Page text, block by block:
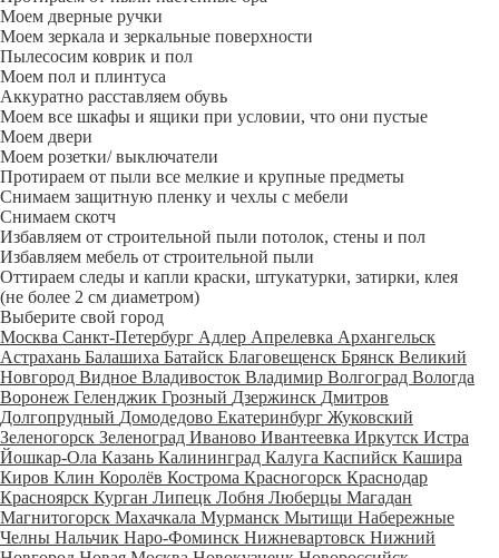
Моем дверные ручки
Моем зеркала и зеркальные поверхности
Пылесосим коврик и пол
Моем пол и плинтуса
Аккуратно расставляем обувь
Моем все шкафы и ящики при условии, что они пустые
Моем двери
Моем розетки/ выключатели
Протираем от пыли все мелкие и крупные предметы
Снимаем защитную пленку и чехлы с мебели
Снимаем скотч
Избавляем от строительной пыли потолок, стены и пол
Избавляем мебель от строительной пыли
Оттираем следы и капли краски, штукатурки, затирки, клея
(не более 2 см диаметром)
Выберите свой город
Москва Санкт-Петербург Адлер Апрелевка Архангельск
Астрахань Балашиха Батайск Благовещенск Брянск Великий
Новгород Видное Владивосток Владимир Волгоград Вологда
Воронеж Геленджик Грозный Дзержинск Дмитров
Долгопрудный Домодедово Екатеринбург Жуковский
Зеленогорск Зеленоград Иваново Ивантеевка Иркутск Истра
Йошкар-Ола Казань Калининград Калуга Каспийск Кашира
Киров Клин Королёв Кострома Красногорск Краснодар
Красноярск Курган Липецк Лобня Люберцы Магадан
Магнитогорск Махачкала Мурманск Мытищи Набережные
Челны Нальчик Наро-Фоминск Нижневартовск Нижний